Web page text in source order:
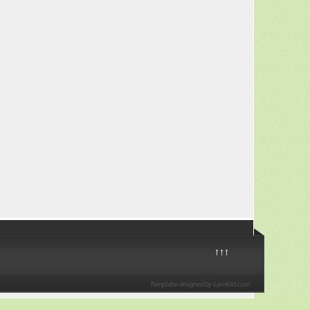
↑↑↑
Template designed by LernVid.com